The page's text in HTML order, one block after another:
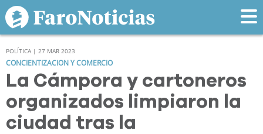
POLÍTICA | 27 MAR 2023
CONCIENTIZACION Y COMERCIO
La Cámpora y cartoneros
organizados limpiaron la
ciudad tras la